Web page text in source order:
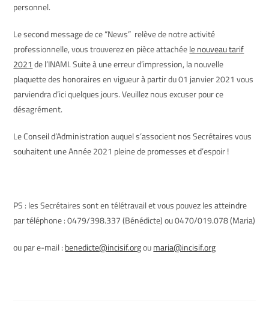
personnel.
Le second message de ce “News” relève de notre activité
professionnelle, vous trouverez en pièce attachéele nouveau tarif
2021 de l’INAMI. Suite à une erreur d’impression, la nouvelle
plaquette des honoraires en vigueur à partir du 01 janvier 2021 vous
parviendra d’ici quelques jours. Veuillez nous excuser pour ce
désagrément.
Le Conseil d’Administration auquel s’associent nos Secrétaires vous
souhaitent une Année 2021 pleine de promesses et d’espoir !
PS : les Secrétaires sont en télétravail et vous pouvez les atteindre
par téléphone : 0479/398.337 (Bénédicte) ou 0470/019.078 (Maria)
ou par e-mail : benedicte@incisif.orgoumaria@incisif.org